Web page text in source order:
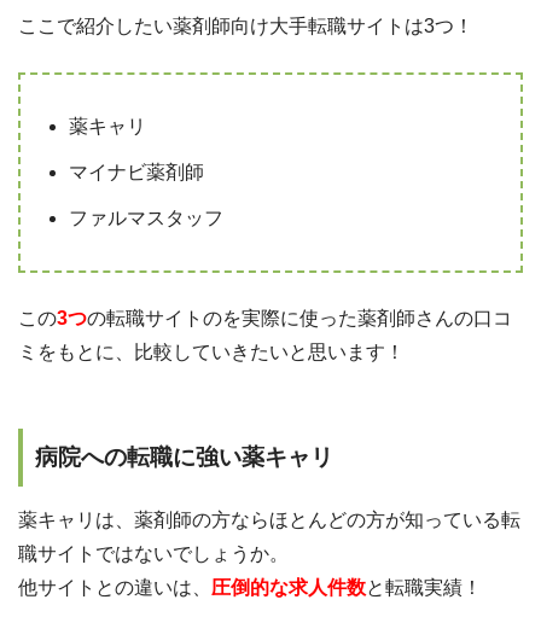
ここで紹介したい薬剤師向け大手転職サイトは3つ！
薬キャリ
マイナビ薬剤師
ファルマスタッフ
この3つの転職サイトのを実際に使った薬剤師さんの口コ
ミをもとに、比較していきたいと思います！
病院への転職に強い薬キャリ
薬キャリは、薬剤師の方ならほとんどの方が知っている転
職サイトではないでしょうか。
他サイトとの違いは、 圧倒的な求人件数と転職実績！